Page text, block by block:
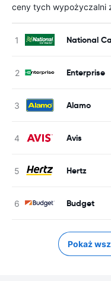
ceny tych wypożyczalni
National
Enterprise
Alamo
Avis
Hertz
Budget
Pokaż